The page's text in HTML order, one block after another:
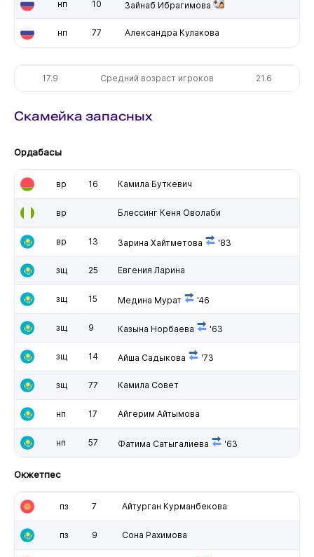
нп 10 Зайнаб Ибрагимова
нп 77 Александра Кулакова
17.9 Средний возраст игроков 21.6
Скамейка запасных
Ордабасы
вр 16 Камила Буткевич
вр Блессинг Кеня Оволаби
вр 13 Зарина Хайтметова '83
зщ 25 Евгения Ларина
зщ 15 Медина Мурат '46
зщ 9 Казына Норбаева '63
зщ 14 Айша Садыкова '73
зщ 77 Камила Совет
нп 17 Айгерим Айтымова
нп 57 Фатима Сатыгалиева '63
Окжетпес
пз 7 Айтурган Курманбекова
пз 9 Сона Рахимова